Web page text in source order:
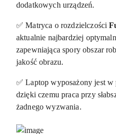
dodatkowych urządzeń.
✅ Matryca o rozdzielczości
aktualnie najbardziej
zapewniająca spory obszar
jakość obrazu.
✅ Laptop wyposażony jest w
dzięki czemu praca przy
żadnego wyzwania.